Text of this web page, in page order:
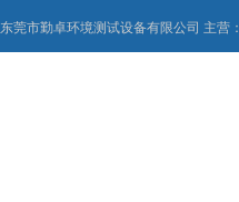
东莞市勤卓环境测试设备有限公司 主营：